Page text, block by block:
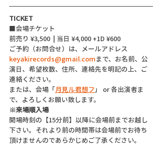
TICKET
■会場チケット
前売り ¥3,500  | 当日 ¥4,000 +1D ¥600
ご予約（お問合せ）は、メールアドレス
keyakirecords@gmail.comまで、お名前、公
演日、希望枚数、住所、連絡先を明記の上、ご
連絡ください。
または、会場「月見ル君想フ 」 or 各出演者ま
で、よろしくお願い致します。
※来場順入場
開場時刻の【15分前】以降に会場前までお越し
下さい。それより前の時間帯は会場前でお待ち
頂けませんのであらかじめご了承ください。